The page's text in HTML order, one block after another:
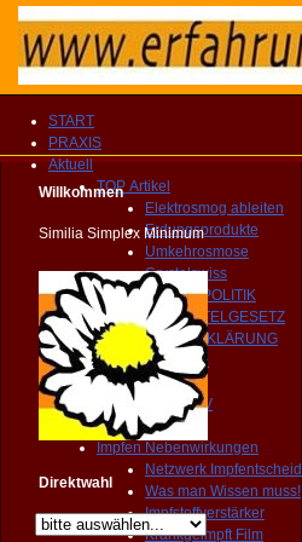
START
PRAXIS
Aktuell
TOP Artikel
Elektrosmog ableiten
Erdungsprodukte
Umkehrosmose
Crystalswiss
GESUNDHEITSPOLITIK
HEILMITTELGESETZ
IMPFAUFKLÄRUNG
YOUTUBE Kanal
IMPRESSIONEN
MEDIEN ARCHIV
Homöopathie TV
Impfen Nebenwirkungen
Netzwerk Impfentscheid
Was man Wissen muss!
Impfstoffverstärker
Krankgeimpft Film
Willkommen
Similia Simplex Minimum
Direktwahl